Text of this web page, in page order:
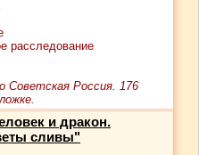
расследование
Советская Россия. 176
и дракон.
сливы"